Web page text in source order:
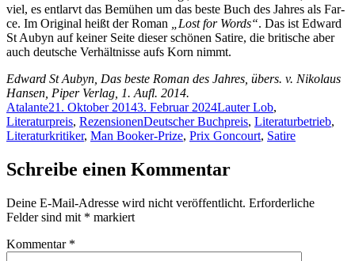
viel, es ent­larvt das Be­mü­hen um das bes­te Buch des Jah­res als Far­
ce. Im Ori­gi­nal heißt der Ro­man
„Lost for Words“. Das ist Ed­ward
St Au­byn auf kei­ner Sei­te die­ser schö­nen Sa­ti­re, die bri­ti­sche aber
auch deut­sche Ver­hält­nis­se aufs Korn nimmt.
Ed­ward St Au­byn, Das bes­te Ro­man des Jah­res, übers. v. Ni­ko­laus
Han­sen, Pi­per Ver­lag, 1. Aufl. 2014.
Autor
AtalanteVeröffentlicht
am
21. Oktober 20143. Februar 2024Kategorien
Lauter Lob,
Literaturpreis, RezensionenSchlagwörter
Deutscher Buchpreis, Literaturbetrieb,
Literaturkritiker, Man Booker-Prize, Prix Goncourt, Satire
Schreibe einen Kommentar
Deine E-Mail-Adresse wird nicht veröffentlicht. Erforderliche
Felder sind mit * markiert
Kommentar *